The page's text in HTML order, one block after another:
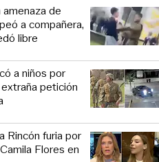
amenaza de
a compañera,
libre
a niños por
extraña petición
Rincón furia por
Flores en